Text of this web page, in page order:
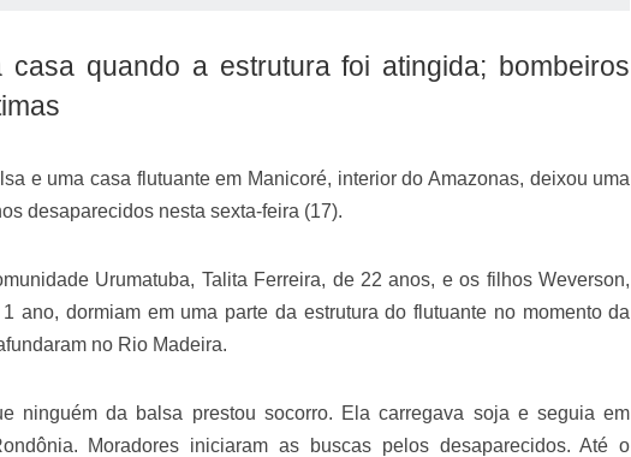
casa quando a estrutura foi atingida; bombeiros
e uma casa flutuante em Manicoré, interior do Amazonas, deixou uma
desaparecidos nesta sexta-feira (17).
Urumatuba, Talita Ferreira, de 22 anos, e os filhos Weverson,
ano, dormiam em uma parte da estrutura do flutuante no momento da
no Rio Madeira.
ninguém da balsa prestou socorro. Ela carregava soja e seguia em
Moradores iniciaram as buscas pelos desaparecidos. Até o